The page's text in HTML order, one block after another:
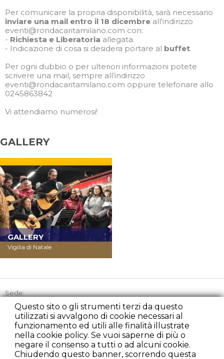
Questo sito o gli strumenti terzi da questo
utilizzati si avvalgono di cookie necessari al
funzionamento ed utili alle finalità illustrate
nella cookie policy. Se vuoi saperne di più o
negare il consenso a tutti o ad alcuni cookie.
Chiudendo questo banner, scorrendo questa
Per comunicare la propria disponibilità, sarà necessario
inviare una mail entro il 18 dicembre all'indirizzo
eventi@rondacaritamilano.com con:
- Richiesta e Liberatoria allegata.
- Indicazione di cosa si desidera portare al buffet.
Per ogni dubbio o per ulteriori informazioni potete
scrivere una mail, sempre all’indirizzo
eventi@rondacaritamilano.com oppure telefonare allo
0245863842
Vi attendiamo numerosi!
GALLERY
GALLERY
Vigilia di Natale
Sede:
Via Picozzi 21, 20131 Milano
Tel:+39 02 45863842
Cell:+39 348 2235107
Fax:+39 02 22225279
presidenza@rondacaritamilano.com